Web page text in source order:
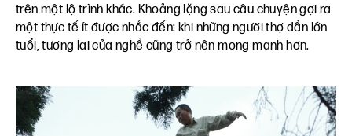
trên một lộ trình khác. Khoảng lặng sau câu chuyện gợi ra
một thực tế ít được nhắc đến: khi những người thợ dần lớn
tuổi, tương lai của nghề cũng trở nên mong manh hơn.